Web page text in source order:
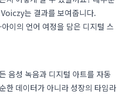
는 결과를 보여줍니다.
이의 언어 여정을 담은 디지털 스
음성 녹음과 디지털 아트를 자동
한 데이터가 아니라 성장의 타임라